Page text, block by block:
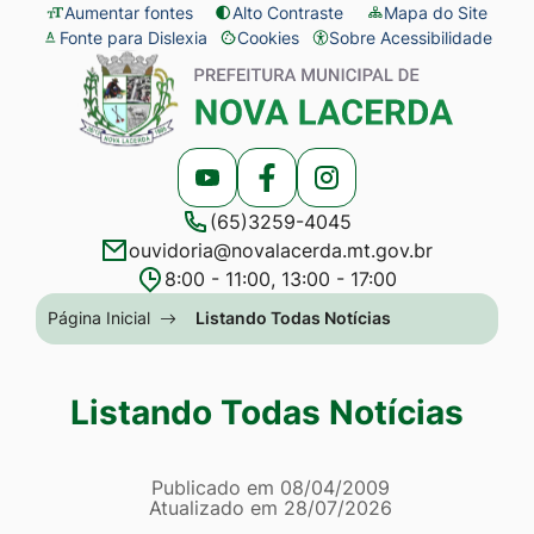
Seção
de
atalhos
acessibilidade
Ir
para
conteúdo
menu
[alt+2]
para
Aumentar fontes Alto Contraste
Mapa do Site
Fonte para Dislexia
Cookies
Abrir
preferências
de
cookies
Sobre Acessibilidade
Seção
menu
Acessar
a
Rede
Social
Acessar
a
Rede
Social
Acessar
a
Rede
Social
(65)3259-4045
ouvidoria@novalacerda.mt.gov.br
8:00 - 11:00, 13:00 - 17:00
Seção
do
principal
Página Inicial Listando Todas Notícias
Listando Todas Notícias
Página Listando Todas
Informações
Publicado em 08/04/2009
Atualizado em 28/07/2026